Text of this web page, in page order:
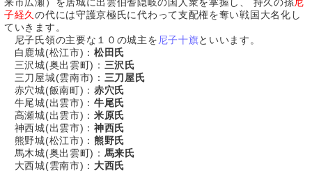
子経久の代には守護京極氏に代わって支配権を奪い戦国大名化し
ていきます。
尼子氏領の主要な１０の城主を 尼子十旗といいます。
白鹿城(松江市)： 松田氏
三沢城(奥出雲町)： 三沢氏
三刀屋城(雲南市)： 三刀屋氏
赤穴城(飯南町)： 赤穴氏
牛尾城(出雲市)： 牛尾氏
高瀬城(出雲市)： 米原氏
神西城(出雲市)： 神西氏
熊野城(松江市)： 熊野氏
馬木城(奥出雲町)： 馬来氏
大西城(雲南市)： 大西氏